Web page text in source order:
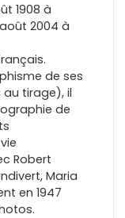
1908 à
2004 à
de ses
tirage), il
de
Robert
Maria
en 1947